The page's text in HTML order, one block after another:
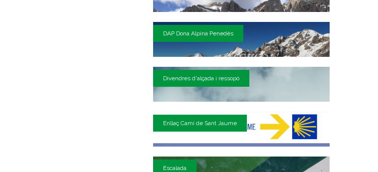
DAP Dona Alpina Penedès
Divendres d'alçada i ressopó
Enllaç Camí de Sant Jaume
Escalada